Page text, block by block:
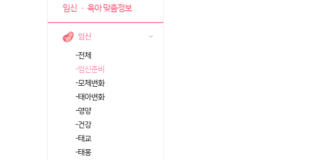
임신 · 육아 맞춤정보
임신
-전체
-임신준비
-모체변화
-태아변화
-영양
-건강
-태교
-태몽